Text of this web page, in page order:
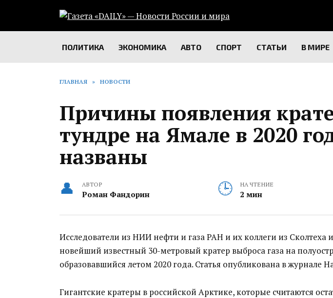
содержанию
ПОЛИТИКА ЭКОНОМИКА АВТО СПОРТ СТАТЬИ В МИРЕ
ГЛАВНАЯ » НОВОСТИ
Причины появления
тундре на Ямале в 2020
названы
АВТОР
Роман Фандорин
НА ЧТЕНИЕ
2 мин
Исследователи из НИИ нефти и газа РАН и их коллеги из Сколтеха
новейший известный 30-метровый кратер выброса газа на
образовавшийся летом 2020 года. Статья опубликована в журнале
Гигантские кратеры в российской Арктике, которые считаются